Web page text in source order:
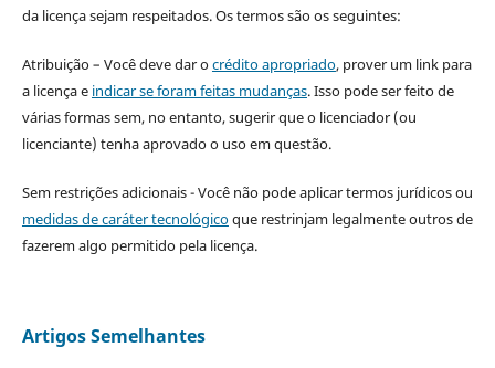
da licença sejam respeitados. Os termos são os seguintes:
Atribuição – Você deve dar ocrédito apropriado, prover um link para
a licença e indicar se foram feitas mudanças. Isso pode ser feito de
várias formas sem, no entanto, sugerir que o licenciador (ou
licenciante) tenha aprovado o uso em questão.
Sem restrições adicionais - Você não pode aplicar termos jurídicos ou
medidas de caráter tecnológicoque restrinjam legalmente outros de
fazerem algo permitido pela licença.
Artigos Semelhantes